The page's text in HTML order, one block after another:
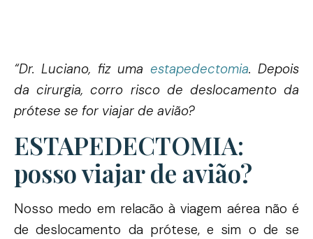
“Dr. Luciano, fiz uma estapedectomia. Depois
da cirurgia, corro risco de deslocamento da
prótese se for viajar de avião?
ESTAPEDECTOMIA:
posso viajar de avião?
Nosso medo em relacão à viagem aérea não é
de deslocamento da prótese, e sim o de se